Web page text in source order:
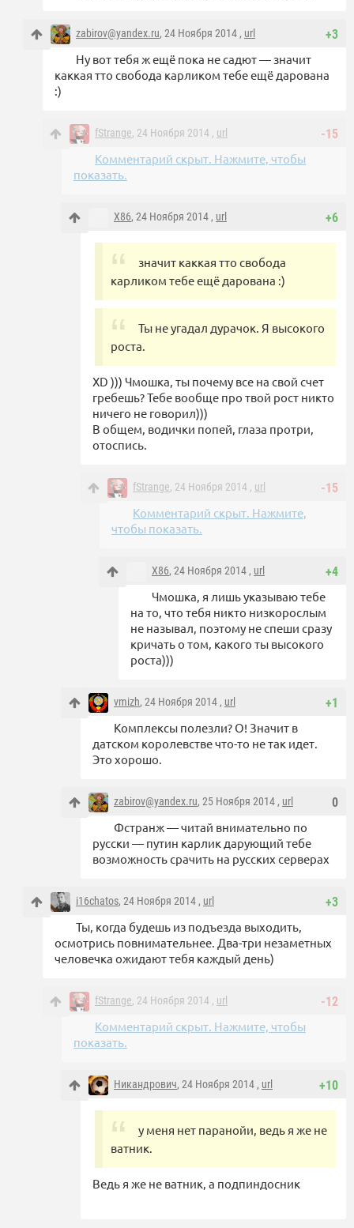
+3
zabirov@yandex.ru, 24 Ноября 2014 , url
Ну вот тебя ж ещё пока не садют — значит
каккая тто свобода карликом тебе ещё дарована
:)
-15
fStrange, 24 Ноября 2014 , url
Комментарий скрыт. Нажмите, чтобы
показать.
+6
X86, 24 Ноября 2014 , url
значит каккая тто свобода
карликом тебе ещё дарована :)
Ты не угадал дурачок. Я высокого
роста.
XD ))) Чмошка, ты почему все на свой счет
гребешь? Тебе вообще про твой рост никто
ничего не говорил)))
В общем, водички попей, глаза протри,
отоспись.
-15
fStrange, 24 Ноября 2014 , url
Комментарий скрыт. Нажмите,
чтобы показать.
+4
X86, 24 Ноября 2014 , url
Чмошка, я лишь указываю тебе
на то, что тебя никто низкорослым
не называл, поэтому не спеши сразу
кричать о том, какого ты высокого
роста)))
+1
vmizh, 24 Ноября 2014 , url
Комплексы полезли? О! Значит в
датском королевстве что-то не так идет.
Это хорошо.
0
zabirov@yandex.ru, 25 Ноября 2014 , url
Фстранж — читай внимательно по
русски — путин карлик дарующий тебе
возможность срачить на русских серверах
+3
i16chatos, 24 Ноября 2014 , url
Ты, когда будешь из подъезда выходить,
осмотрись повнимательнее. Два-три незаметных
человечка ожидают тебя каждый день)
-12
fStrange, 24 Ноября 2014 , url
Комментарий скрыт. Нажмите, чтобы
показать.
+10
Никандрович, 24 Ноября 2014 , url
у меня нет паранойи, ведь я же не
ватник.
Ведь я же не ватник, а подпиндосник